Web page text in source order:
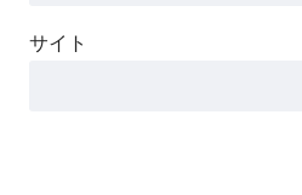
サイト